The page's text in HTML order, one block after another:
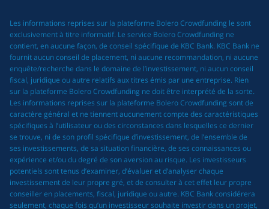
Les informations reprises sur la plateforme Bolero Crowdfunding le sont
exclusivement à titre informatif. Le service Bolero Crowdfunding ne
contient, en aucune façon, de conseil spécifique de KBC Bank. KBC Bank ne
fournit aucun conseil de placement, ni aucune recommandation, ni aucune
enquête/recherche dans le domaine de l’investissement, ni aucun conseil
fiscal, juridique ou autre relatifs aux titres émis par une entreprise. Rien
sur la plateforme Bolero Crowdfunding ne doit être interprété de la sorte.
Les informations reprises sur la plateforme Bolero Crowdfunding sont de
caractère général et ne tiennent aucunement compte des caractéristiques
spécifiques à l’utilisateur ou des circonstances dans lesquelles ce dernier
se trouve, ni de son profil spécifique d’investissement, de l’ensemble de
ses investissements, de sa situation financière, de ses connaissances ou
expérience et/ou du degré de son aversion au risque. Les investisseurs
potentiels sont tenus d’examiner, d’évaluer et d’analyser chaque
investissement de leur propre gré, et de consulter à cet effet leur propre
conseiller en placements, fiscal, juridique ou autre. KBC Bank considérera
seulement, chaque fois qu’un investisseur souhaite investir dans un projet,